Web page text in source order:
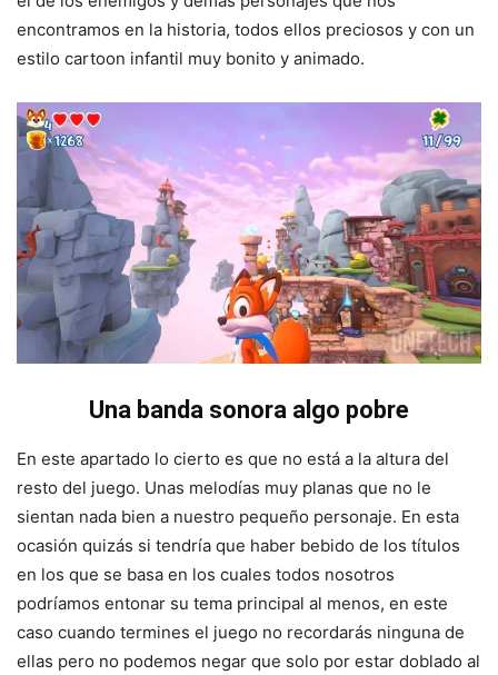
encontramos en la historia, todos ellos preciosos y con un
estilo cartoon infantil muy bonito y animado.
Una banda sonora algo pobre
En este apartado lo cierto es que no está a la altura del
resto del juego. Unas melodías muy planas que no le
sientan nada bien a nuestro pequeño personaje. En esta
ocasión quizás si tendría que haber bebido de los títulos
en los que se basa en los cuales todos nosotros
podríamos entonar su tema principal al menos, en este
caso cuando termines el juego no recordarás ninguna de
ellas pero no podemos negar que solo por estar doblado al